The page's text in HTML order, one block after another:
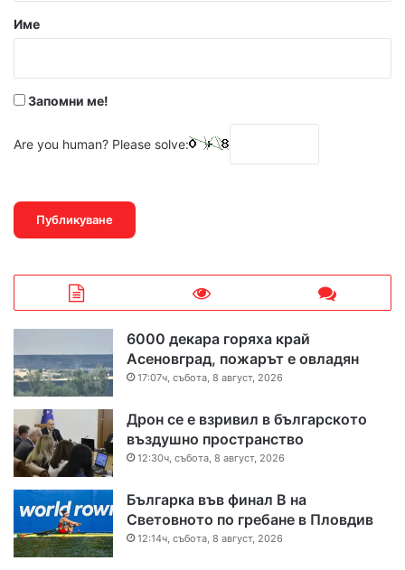
р
Име
Запомни ме!
Are you human? Please solve:
6000 декара горяха край
Асеновград, пожарът е овладян
17:07ч, събота, 8 август, 2026
Дрон се е взривил в българското
въздушно пространство
12:30ч, събота, 8 август, 2026
Българка във финал B на
Световното по гребане в Пловдив
12:14ч, събота, 8 август, 2026